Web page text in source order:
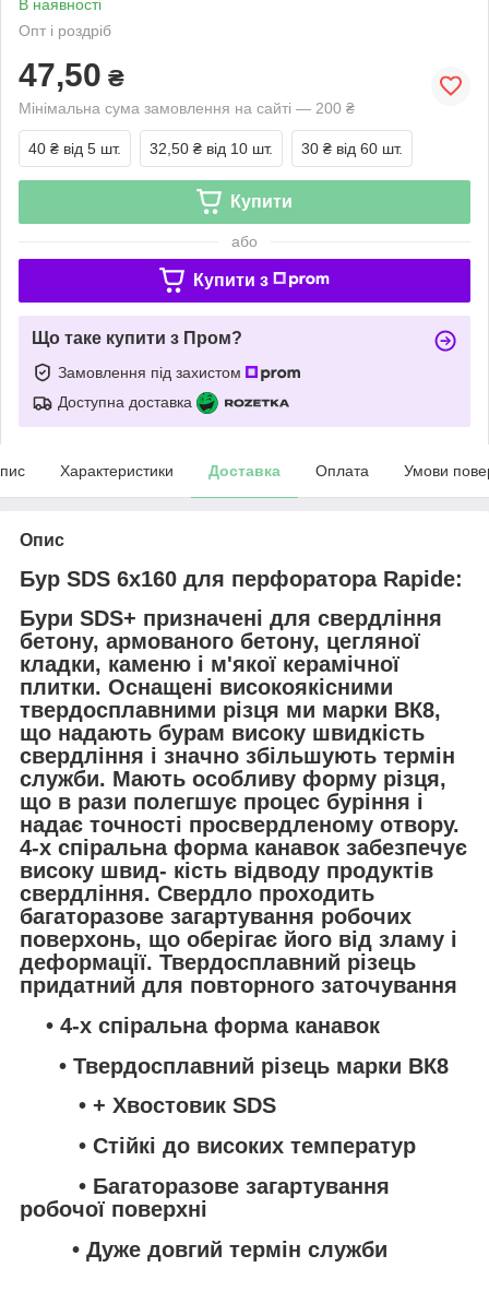
В наявності
Опт і роздріб
47,50 ₴
Мінімальна сума замовлення на сайті — 200 ₴
40 ₴ від 5 шт. 32,50 ₴ від 10 шт. 30 ₴ від 60 шт.
Купити
або
Купити з
Що таке купити з Пром?
Замовлення під захистом
Доступна доставка
Характеристики Доставка Оплата Умови
Опис
Бур SDS 6х160 для перфоратора Rapide:
Бури SDS+ призначені для свердління
бетону, армованого бетону, цегляної
кладки, каменю і м'якої керамічної
плитки. Оснащені високоякісними
твердосплавними різця ми марки ВК8,
що надають бурам високу швидкість
свердління і значно збільшують термін
служби. Мають особливу форму різця,
що в рази полегшує процес буріння і
надає точності просвердленому отвору.
4-х спіральна форма канавок забезпечує
високу швид- кість відводу продуктів
свердління. Свердло проходить
багаторазове загартування робочих
поверхонь, що оберігає його від зламу і
деформації. Твердосплавний різець
придатний для повторного заточування
• 4-х спіральна форма канавок
• Твердосплавний різець марки ВК8
• + Хвостовик SDS
• Стійкі до високих температур
• Багаторазове загартування
робочої поверхні
• Дуже довгий термін служби